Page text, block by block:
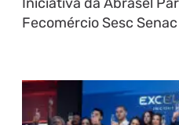
Iniciativa da Abrasel
Fecomércio Sesc Senac